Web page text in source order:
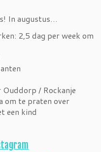
In augustus…
2,5 dag per week om
Ouddorp / Rockanje
om te praten over
een kind